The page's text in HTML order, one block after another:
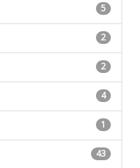
5
2
2
4
1
43